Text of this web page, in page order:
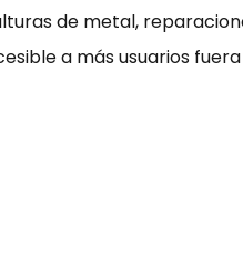
de metal,
a más usuarios